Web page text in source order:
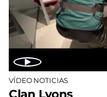
VÍDEO NOTICIAS
Clan Lyons